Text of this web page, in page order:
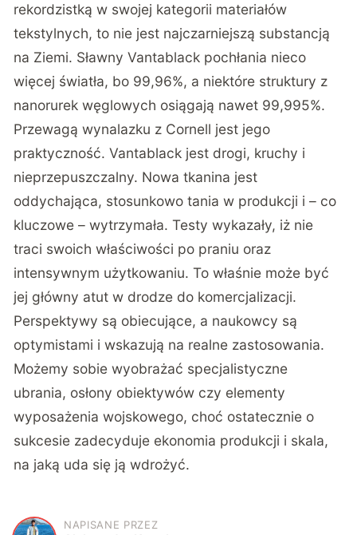
rekordzistką w swojej kategorii materiałów
tekstylnych, to nie jest najczarniejszą substancją
na Ziemi. Sławny Vantablack pochłania nieco
więcej światła, bo 99,96%, a niektóre struktury z
nanorurek węglowych osiągają nawet 99,995%.
Przewagą wynalazku z Cornell jest jego
praktyczność. Vantablack jest drogi, kruchy i
nieprzepuszczalny. Nowa tkanina jest
oddychająca, stosunkowo tania w produkcji i – co
kluczowe – wytrzymała. Testy wykazały, iż nie
traci swoich właściwości po praniu oraz
intensywnym użytkowaniu. To właśnie może być
jej główny atut w drodze do komercjalizacji.
Perspektywy są obiecujące, a naukowcy są
optymistami i wskazują na realne zastosowania.
Możemy sobie wyobrażać specjalistyczne
ubrania, osłony obiektywów czy elementy
wyposażenia wojskowego, choć ostatecznie o
sukcesie zadecyduje ekonomia produkcji i skala,
na jaką uda się ją wdrożyć.
NAPISANE PRZEZ